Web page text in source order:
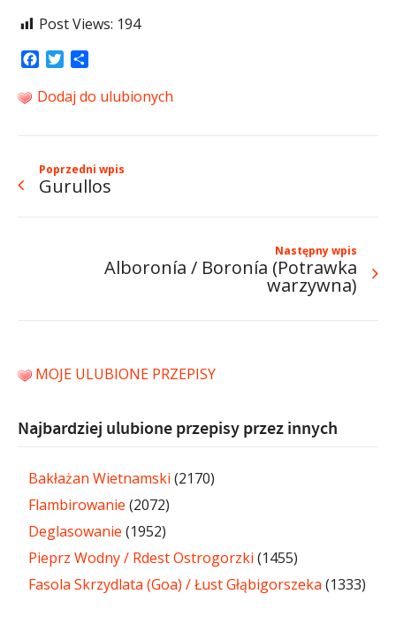
Post Views: 194
Facebook
Twitter
Dodaj do ulubionych
Poprzedni wpis
Gurullos
Następny wpis
Alboronía / Boronía (Potrawka
warzywna)
MOJE ULUBIONE PRZEPISY
Najbardziej ulubione przepisy przez innych
Bakłażan Wietnamski (2170)
Flambirowanie (2072)
Deglasowanie (1952)
Pieprz Wodny / Rdest Ostrogorzki (1455)
Fasola Skrzydlata (Goa) / Łust Głąbigorszeka (1333)